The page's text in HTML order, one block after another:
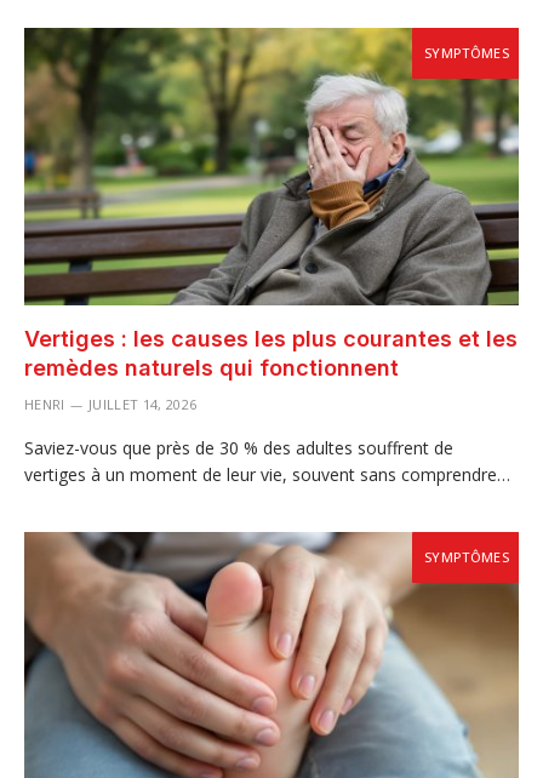
SYMPTÔMES
Vertiges : les causes les plus courantes et les
remèdes naturels qui fonctionnent
HENRI JUILLET 14, 2026
Saviez-vous que près de 30 % des adultes souffrent de
vertiges à un moment de leur vie, souvent sans comprendre…
SYMPTÔMES